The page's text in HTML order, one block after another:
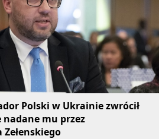
Polski w Ukrainie zwrócił
nadane mu przez
Zełenskiego